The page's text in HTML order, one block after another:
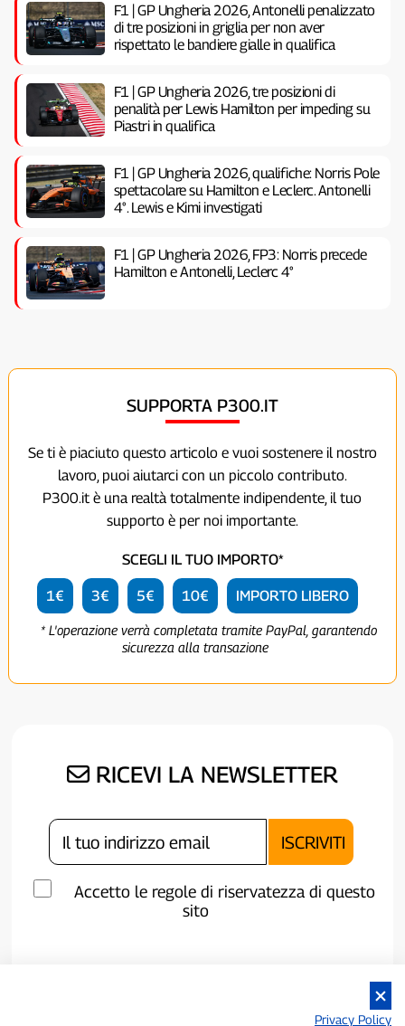
F1 | GP Ungheria 2026, Antonelli penalizzato
di tre posizioni in griglia per non aver
rispettato le bandiere gialle in qualifica
F1 | GP Ungheria 2026, tre posizioni di
penalità per Lewis Hamilton per impeding su
Piastri in qualifica
F1 | GP Ungheria 2026, qualifiche: Norris Pole
spettacolare su Hamilton e Leclerc. Antonelli
4°. Lewis e Kimi investigati
F1 | GP Ungheria 2026, FP3: Norris precede
Hamilton e Antonelli, Leclerc 4°
SUPPORTA P300.IT
Se ti è piaciuto questo articolo e vuoi sostenere il nostro
lavoro, puoi aiutarci con un piccolo contributo.
P300.it è una realtà totalmente indipendente, il tuo
supporto è per noi importante.
SCEGLI IL TUO IMPORTO*
1€ 3€ 5€ 10€ IMPORTO LIBERO
* L'operazione verrà completata tramite PayPal, garantendo
sicurezza alla transazione
RICEVI LA NEWSLETTER
Accetto le regole di riservatezza di questo
sito
Privacy Policy